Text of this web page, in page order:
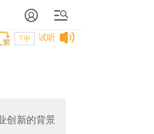
试听
T中
创新的背景